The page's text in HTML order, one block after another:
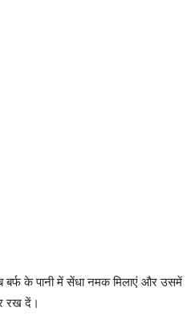
के पानी में सेंधा नमक मिलाएं और उसमें
रख दें।